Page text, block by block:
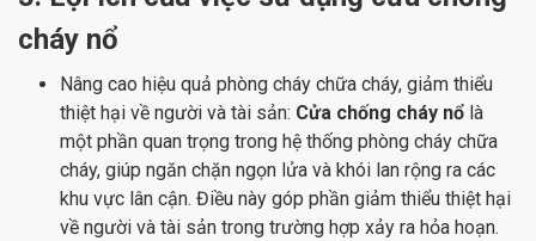
cháy nổ
Nâng cao hiệu quả phòng cháy chữa cháy, giảm thiểu
thiệt hại về người và tài sản: Cửa chống cháy nổ là
một phần quan trọng trong hệ thống phòng cháy chữa
cháy, giúp ngăn chặn ngọn lửa và khói lan rộng ra các
khu vực lân cận. Điều này góp phần giảm thiểu thiệt hại
về người và tài sản trong trường hợp xảy ra hỏa hoạn.